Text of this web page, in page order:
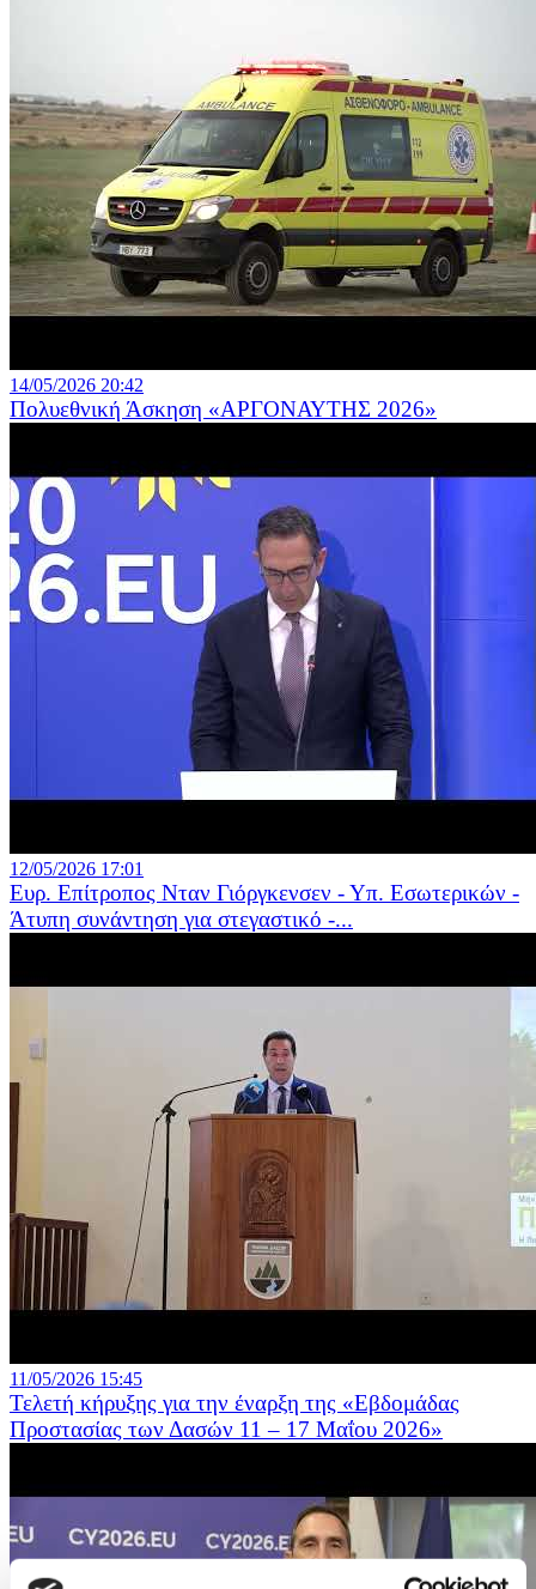
14/05/2026 20:42
Πολυεθνική Άσκηση «ΑΡΓΟΝΑΥΤΗΣ 2026»
12/05/2026 17:01
Ευρ. Επίτροπος Νταν Γιόργκενσεν - Υπ. Εσωτερικών -
Άτυπη συνάντηση για στεγαστικό -...
11/05/2026 15:45
Τελετή κήρυξης για την έναρξη της «Εβδομάδας
Προστασίας των Δασών 11 – 17 Μαΐου 2026»